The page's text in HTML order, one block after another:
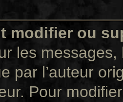
modifier ou
les
par l’auteur
Pour